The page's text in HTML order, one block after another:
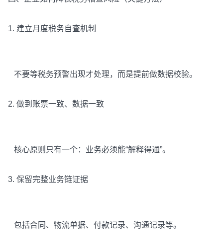
1. 建立月度税务自查机制
不要等税务预警出现才处理，而是提前做数据校验。
2. 做到账票一致、数据一致
核心原则只有一个：业务必须能“解释得通”。
3. 保留完整业务链证据
包括合同、物流单据、付款记录、沟通记录等。